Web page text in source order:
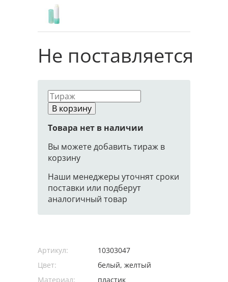
Не поставляется
В корзину
Товара нет в наличии
Вы можете добавить тираж в
корзину
Наши менеджеры уточнят сроки
поставки или подберут
аналогичный товар
Артикул:
10303047
Цвет:
белый, желтый
Материал:
пластик